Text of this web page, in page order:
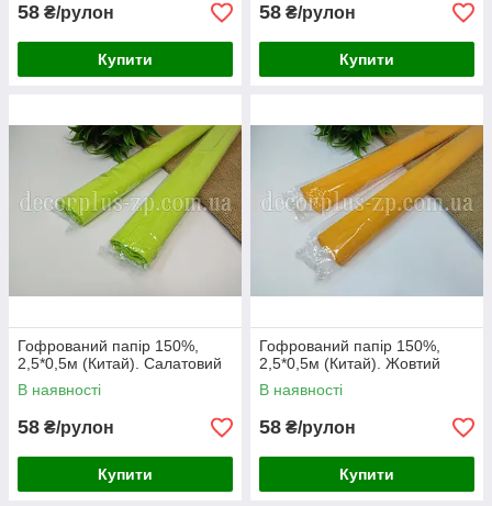
58 ₴/рулон
Купити
58 ₴/рулон
Купити
Гофрований папір 150%,
2,5*0,5м (Китай). Салатовий
В наявності
58 ₴/рулон
Купити
Гофрований папір 150%,
2,5*0,5м (Китай). Жовтий
В наявності
58 ₴/рулон
Купити